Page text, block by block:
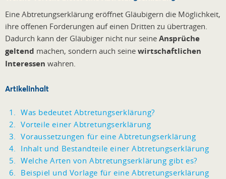
Eine Abtretungserklärung eröffnet Gläubigern die Möglichkeit,
ihre offenen Forderungen auf einen Dritten zu übertragen.
Dadurch kann der Gläubiger nicht nur seine Ansprüche
geltend machen, sondern auch seine wirtschaftlichen
Interessen wahren.
Artikelinhalt
Was bedeutet Abtretungserklärung?
Vorteile einer Abtretungserklärung
Voraussetzungen für eine Abtretungserklärung
Inhalt und Bestandteile einer Abtretungserklärung
Welche Arten von Abtretungserklärung gibt es?
Beispiel und Vorlage für eine Abtretungserklärung